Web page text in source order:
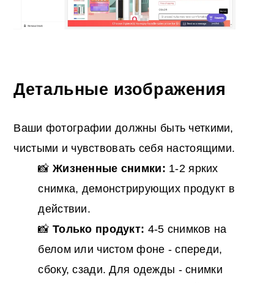
Детальные изображения
Ваши фотографии должны быть четкими,
чистыми и чувствовать себя настоящими.
📸 Жизненные снимки: 1-2 ярких
снимка, демонстрирующих продукт в
действии.
📸 Только продукт: 4-5 снимков на
белом или чистом фоне - спереди,
сбоку, сзади. Для одежды - снимки